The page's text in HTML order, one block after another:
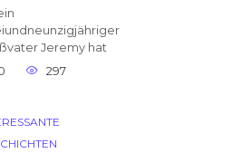
Jeremy hat
297